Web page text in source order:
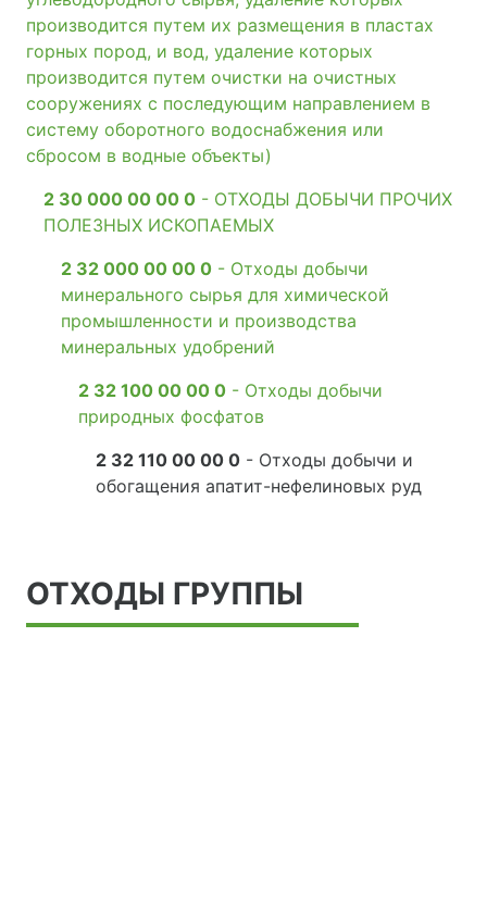
производится путем их размещения в пластах
горных пород, и вод, удаление которых
производится путем очистки на очистных
сооружениях с последующим направлением в
систему оборотного водоснабжения или
сбросом в водные объекты)
2 30 000 00 00 0 - ОТХОДЫ ДОБЫЧИ ПРОЧИХ
ПОЛЕЗНЫХ ИСКОПАЕМЫХ
2 32 000 00 00 0 - Отходы добычи
минерального сырья для химической
промышленности и производства
минеральных удобрений
2 32 100 00 00 0 - Отходы добычи
природных фосфатов
2 32 110 00 00 0 - Отходы добычи и
обогащения апатит-нефелиновых руд
ОТХОДЫ ГРУППЫ